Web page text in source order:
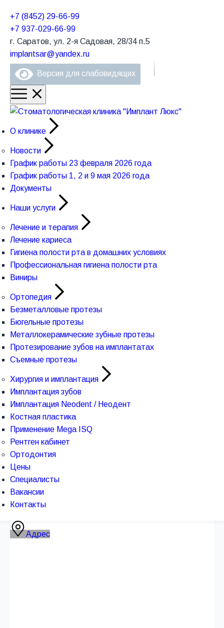
+7 (8452) 29-66-99
+7 937-029-66-99
г. Саратов, ул. 2-я Садовая, 28/34 п.5
implantsar@yandex.ru
Версия для слабовидящих
О клинике
Новости
График работы 23 февраля 2026 года
График работы 1, 2 и 9 мая 2026 года
Документы
Наши услуги
Лечение и терапия
Лечение кариеса
Гигиена полости рта в домашних условиях
Профессиональная гигиена полости рта
Виниры
Ортопедия
Безметалловые протезы
Бюгельные протезы
Металлокерамические зубные протезы
Протезирование зубов на имплантатах
Съемные протезы
Хирургия и имплантация
Имплантация зубов
Имплантация Neodent / Неодент
Костная пластика
Применение Mega ISQ
Рентген кабинет
Ортодонтия
Цены
Специалисты
Вакансии
Контакты
Адрес